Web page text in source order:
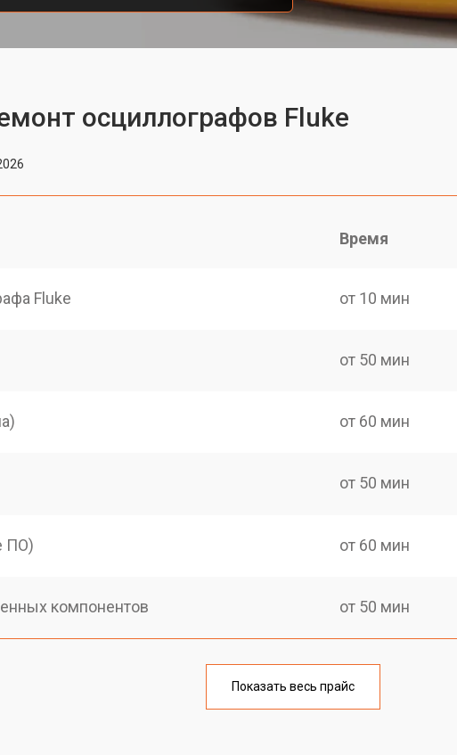
осциллографов Fluke
Время
Fluke от 10 мин
от 50 мин
от 60 мин
от 50 мин
ПО) от 60 мин
компонентов от 50 мин
Показать весь прайс